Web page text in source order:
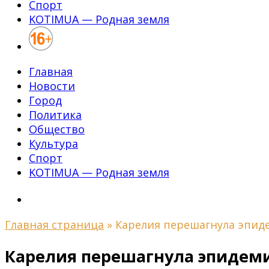
Спорт
KOTIMUA — Родная земля
Главная
Новости
Город
Политика
Общество
Культура
Спорт
KOTIMUA — Родная земля
Главная страница » Карелия перешагнула
Карелия перешагнула